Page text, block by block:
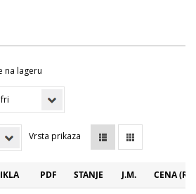
na lageru
Vrsta prikaza
PDF STANJE J.M. CENA